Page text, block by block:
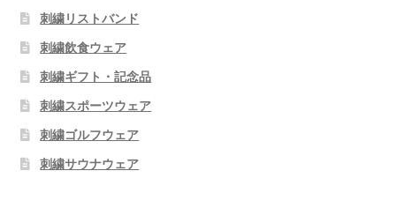
刺繍リストバンド
刺繍飲食ウェア
刺繍ギフト・記念品
刺繍スポーツウェア
刺繍ゴルフウェア
刺繍サウナウェア